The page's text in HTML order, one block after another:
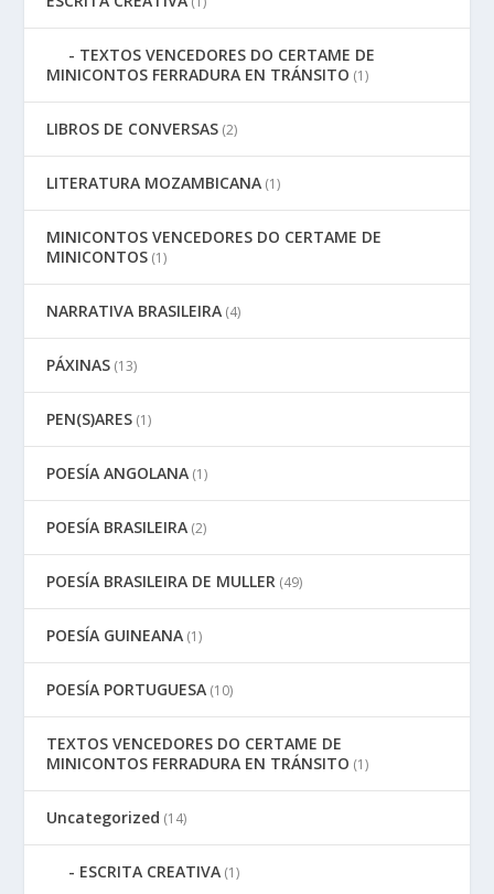
TEXTOS VENCEDORES DO CERTAME DE
MINICONTOS FERRADURA EN TRÁNSITO (1)
LIBROS DE CONVERSAS (2)
LITERATURA MOZAMBICANA (1)
MINICONTOS VENCEDORES DO CERTAME DE
MINICONTOS (1)
NARRATIVA BRASILEIRA (4)
PÁXINAS (13)
PEN(S)ARES (1)
POESÍA ANGOLANA (1)
POESÍA BRASILEIRA (2)
POESÍA BRASILEIRA DE MULLER (49)
POESÍA GUINEANA (1)
POESÍA PORTUGUESA (10)
TEXTOS VENCEDORES DO CERTAME DE
MINICONTOS FERRADURA EN TRÁNSITO (1)
Uncategorized (14)
ESCRITA CREATIVA (1)